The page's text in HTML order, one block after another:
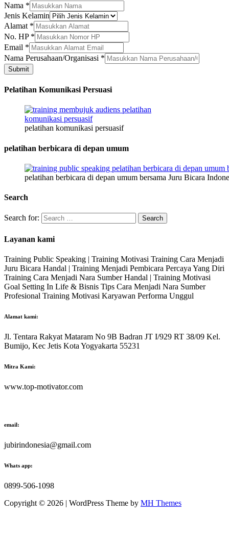
Nama *
Jenis Kelamin
Alamat *
No. HP *
Nama
Jenis
Alamat
Email *
Nama Perusahaan/Organisasi *
Submit
Pelatihan Komunikasi Persuasi
pelatihan komunikasi persuasif
pelatihan berbicara di depan umum
pelatihan berbicara di depan umum bersama Juru Bicara
Search
Search for:
Layanan kami
Training Public Speaking | Training Motivasi Training Cara Menjadi
Juru Bicara Handal | Training Menjadi Pembicara Percaya Yang Diri
Training Cara Menjadi Nara Sumber Handal | Training Motivasi
Goal Setting In Life & Bisnis Tips Cara Menjadi Nara Sumber
Profesional Training Motivasi Karyawan Performa Unggul
Alamat kami:
Jl. Tentara Rakyat Mataram No 9B Badran JT I/929 RT 38/09 Kel.
Bumijo, Kec Jetis Kota Yogyakarta 55231
Mitra Kami:
www.top-motivator.com
email:
jubirindonesia@gmail.com
Whats app:
0899-506-1098
Copyright © 2026 | WordPress Theme by MH Themes